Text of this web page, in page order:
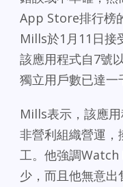
App Store排行榜
Mills於1月11日接
該應用程式自7號
獨立用戶數已達一
Mills表示，該應
非營利組織營運，
工。他強調Watch
少，而且他無意